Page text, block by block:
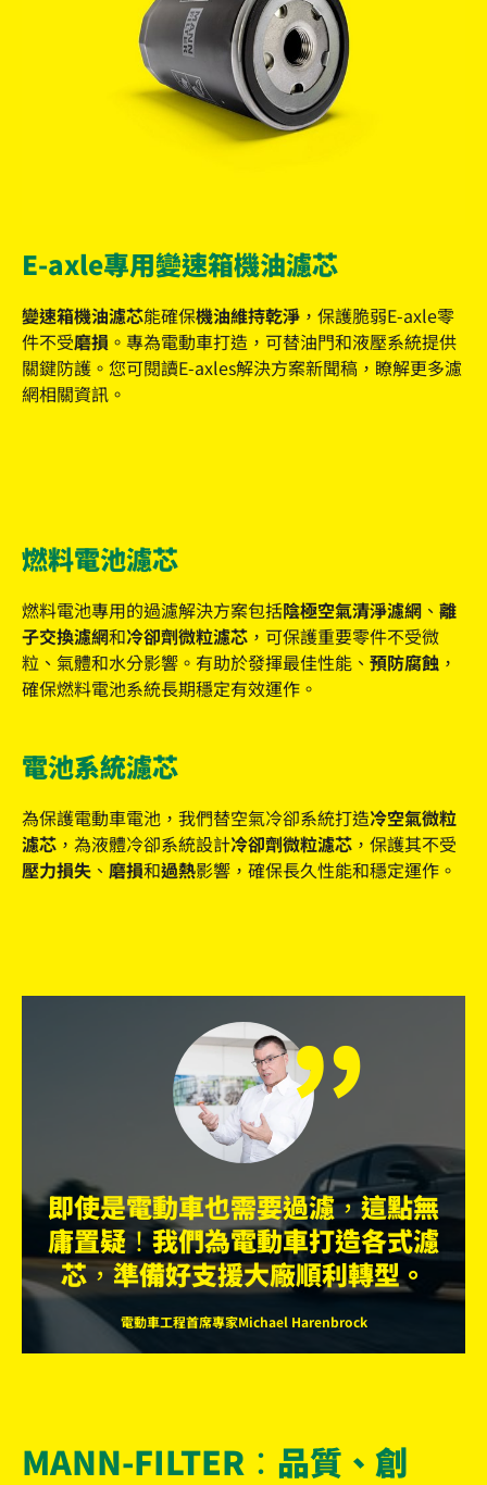
E-axle專用變速箱機油濾芯
變速箱機油濾芯能確保機油維持乾淨 ，保護脆弱E-axle零
件不受磨損 。專為電動車打造，可替油門和液壓系統提供
關鍵防護。您可閱讀E-axles解決方案新聞稿，瞭解更多濾
網相關資訊。
燃料電池濾芯
燃料電池專用的過濾解決方案包括陰極空氣清淨濾網 、 離
子交換濾網和冷卻劑微粒濾芯 ，可保護重要零件不受微
粒、氣體和水分影響。有助於發揮最佳性能、 預防腐蝕 ，
確保燃料電池系統長期穩定有效運作。
電池系統濾芯
為保護電動車電池，我們替空氣冷卻系統打造冷空氣微粒
濾芯 ，為液體冷卻系統設計冷卻劑微粒濾芯 ，保護其不受
壓力損失 、 磨損和過熱影響，確保長久性能和穩定運作。
„
即使是電動車也需要過濾，這點無
庸置疑！我們為電動車打造各式濾
芯，準備好支援大廠順利轉型。
電動車工程首席專家Michael Harenbrock
MANN-FILTER：品質、創